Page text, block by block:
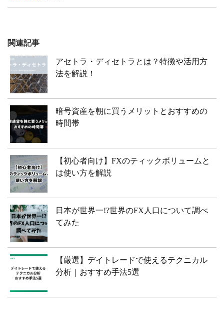
関連記事
アセトラ・ディセトラとは？特徴や活用方
法を解説！
暗号資産を朝に買うメリットとおすすめの
時間帯
【初心者向け】FXのティックボリュームと
は使い方を解説
日本が世界一!?世界のFX人口について調べ
てみた
【厳選】デイトレードで使えるテクニカル
分析｜おすすめ手法5選